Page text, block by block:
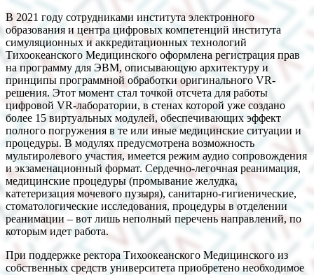
В 2021 году сотрудниками института электронного
образования и центра цифровых компетенций института
симуляционных и аккредитационных технологий
Тихоокеанского Медицинского оформлена регистрация прав
на программу для ЭВМ, описывающую архитектуру и
принципы программной обработки оригинального VR-
решения. Этот момент стал точкой отсчета для работы
цифровой VR-лаборатории, в стенах которой уже создано
более 15 виртуальных модулей, обеспечивающих эффект
полного погружения в те или иные медицинские ситуации и
процедуры. В модулях предусмотрена возможность
мультиролевого участия, имеется режим аудио сопровождения
и экзаменационный формат. Сердечно-легочная реанимация,
медицинские процедуры (промывание желудка,
катетеризация мочевого пузыря), санитарно-гигиенические,
стоматологические исследования, процедуры в отделении
реанимации – вот лишь неполный перечень направлений, по
которым идет работа.
При поддержке ректора Тихоокеанского Медицинского из
собственных средств университета приобретено необходимое